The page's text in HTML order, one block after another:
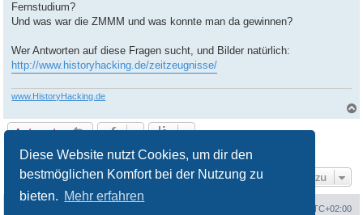
Diese Website nutzt Cookies, um dir den
bestmöglichen Komfort bei der Nutzung zu
bieten. Mehr erfahren
Fernstudium?
Und was war die ZMMM und was konnte man da gewinnen?
Wer Antworten auf diese Fragen sucht, und Bilder natürlich:
http://www.historyhacking.de/zeitzeugnisse/
www.HistoryHacking.de
Antworten
3 Beiträge • Seite1von1
Gehe zu
UTC+02:00